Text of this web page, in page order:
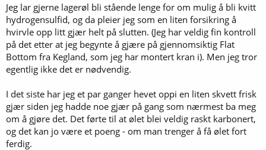
bobler i den når karbondioksydet presses ut. Det kan bokstavelig
talt gå ganske varmt for seg, for gjæren produserer en god del
varme under gjæringen. Her må bryggeren følge godt med, for det å
holde kontroll på temperaturen er helt avgjørende for å få et godt
øl.
Under meskingen omdanner enzymene som sagt stivelsen til flere
gape over de enklere, som består av små molekyler, som glukose,
fruktose,maltose og til dels maltotriose. De sukkerartene gjæren
ikke spiser, er ikke søte, men de bidrar muligens litt til opplevelsen
av fylde i ølet. (Søtt øl får vi bare når gjæren av en eller annen grunn
ikke spiser alt av det søte sukkeret.)
Jeg lar gjerne lagerøl bli stående lenge for om mulig å bli kvitt
hydrogensulfid, og da pleier jeg som en liten forsikring å
hvirvle opp litt gjær helt på slutten. (Jeg har veldig fin kontroll
på det etter at jeg begynte å gjære på gjennomsiktig Flat
Bottom fra Kegland, som jeg har montert kran i). Men jeg tror
egentlig ikke det er nødvendig.
I det siste har jeg et par ganger hevet oppi en liten skvett frisk
gjær siden jeg hadde noe gjær på gang som nærmest ba meg
om å gjøre det. Det førte til at ølet blei veldig raskt karbonert,
og det kan jo være et poeng - om man trenger å få ølet fort
ferdig.